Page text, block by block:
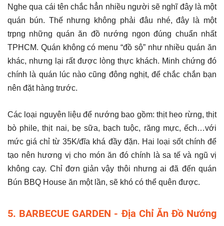
Nghe qua cái tên chắc hẳn nhiều người sẽ nghĩ đây là một
quán bún. Thế nhưng không phải đâu nhé, đây là một
trpng những quán ăn đồ nướng ngon đúng chuẩn nhất
TPHCM. Quán không có menu “đồ sộ” như nhiều quán ăn
khác, nhưng lại rất được lòng thực khách. Minh chứng đó
chính là quán lúc nào cũng đông nghịt, để chắc chắn bạn
nên đặt hàng trước.
Các loại nguyên liệu để nướng bao gồm: thịt heo rừng, thịt
bò phile, thịt nai, bẹ sữa, bạch tuộc, răng mực, ếch…với
mức giá chỉ từ 35K/đĩa khá đầy đặn. Hai loại sốt chính để
tạo nên hương vị cho món ăn đó chính là sa tế và ngũ vị
không cay. Chỉ đơn giản vậy thôi nhưng ai đã đến quán
Bún BBQ House ăn một lần, sẽ khó có thể quên được.
5. BARBECUE GARDEN - Địa Chỉ Ăn Đồ Nướng